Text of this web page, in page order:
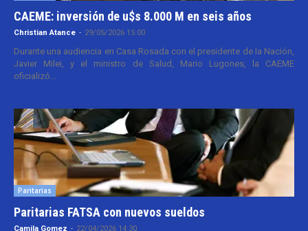
CAEME: inversión de u$s 8.000 M en seis años
Christian Atance - 29/05/2026 15:00
Durante una audiencia en Casa Rosada con el presidente de la Nación,
Javier Milei, y el ministro de Salud, Mario Lugones, la CAEME
oficializó...
Paritarias
Paritarias FATSA con nuevos sueldos
Camila Gomez - 22/04/2026 14:30